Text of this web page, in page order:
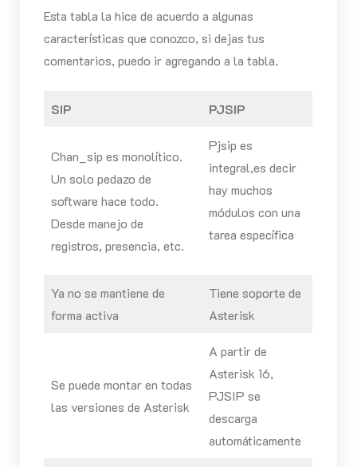
Esta tabla la hice de acuerdo a algunas
características que conozco, si dejas tus
comentarios, puedo ir agregando a la tabla.
SIP PJSIP
Chan_sip es monolítico.
Un solo pedazo de
software hace todo.
Desde manejo de
registros, presencia, etc.
Pjsip es
integral,es decir
hay muchos
módulos con una
tarea específica
Ya no se mantiene de
forma activa
Tiene soporte de
Asterisk
Se puede montar en todas
las versiones de Asterisk
A partir de
Asterisk 16,
PJSIP se
descarga
automáticamente